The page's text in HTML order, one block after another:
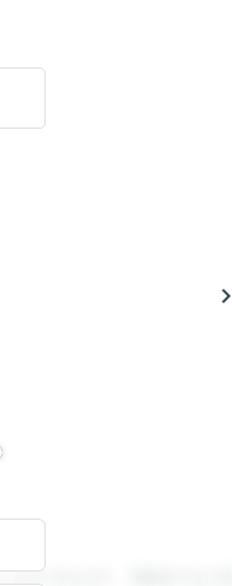
navigate_next
ができます。登録すると回